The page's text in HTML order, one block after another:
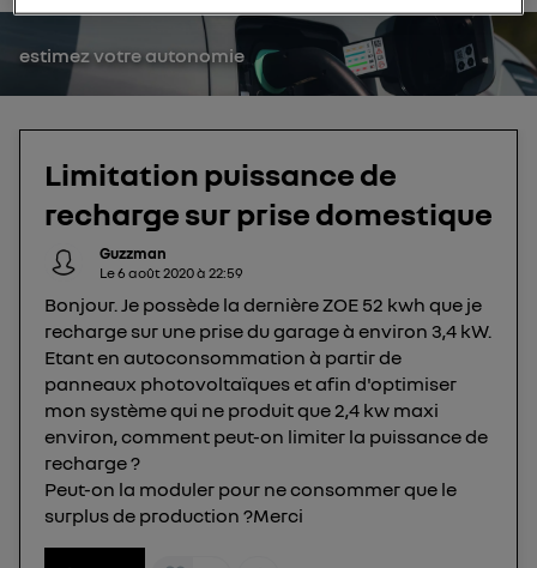
estimez votre autonomie
Limitation puissance de
recharge sur prise domestique
Guzzman
Le6 août 2020à 22:59
Bonjour. Je possède la dernière ZOE 52 kwh que je
recharge sur une prise du garage à environ 3,4 kW.
Etant en autoconsommation à partir de
panneaux photovoltaïques et afin d'optimiser
mon système qui ne produit que 2,4 kw maxi
environ, comment peut-on limiter la puissance de
recharge ?
Peut-on la moduler pour ne consommer que le
surplus de production ?Merci
utilisez une connexion internet fournie parun
opérateur télécom participantet que vous
consentez sur chaque site).
La technologie Utiq a été conçue pour la
protection de vos données personnelles en vous
offrant choix et contrôle.
Elle utilise un identifiant créé par votre opérateur
télécom basé sur votre adresse IP et une référence
de votre contrat internet (ex : votre numéro de
téléphone).
L'identifiant est associé à votre connexion
internet. Ainsi, toutes les personnes utilisant la
même connexion et ayant consenties se verront
attribuer le même identifiant. En général :
Pour uneconnexion foyer(ex : Wi-Fi), la personnalisation sera basée
sur la navigation des membres du foyer ayant consentis.
Pour une
uniquement sur la navigation de l'utilisateur du mobile.
Vous pouvez à tout moment retirer ce